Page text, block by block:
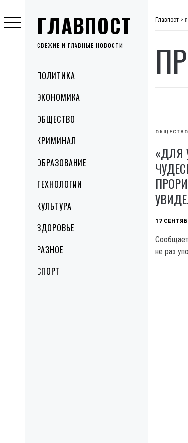
ГЛАВПОСТ
СВЕЖИЕ И ГЛАВНЫЕ НОВОСТИ
MenuПОЛИТИКА
ЭКОНОМИКА
ОБЩЕСТВО
КРИМИНАЛ
ОБРАЗОВАНИЕ
ТЕХНОЛОГИИ
КУЛЬТУРА
ЗДОРОВЬЕ
РАЗНОЕ
СПОРТ
to
content
Главпост >
ОБЩЕСТВО
«ДЛЯ
17
не раз